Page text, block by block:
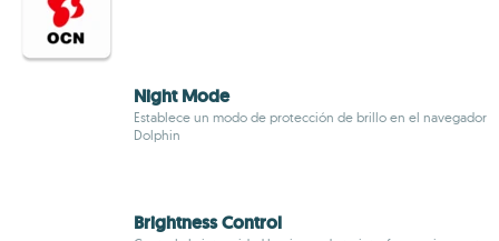
Night Mode
Establece un modo de protección de brillo en el navegador
Dolphin
Brightness Control